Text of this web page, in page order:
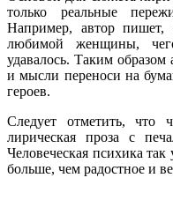
только реальные
Например, автор пишет,
любимой женщины,
удавалось. Таким
и мысли переноси на
героев.
Следует отметить, что
лирическая проза с
Человеческая психика так
больше, чем радостное и